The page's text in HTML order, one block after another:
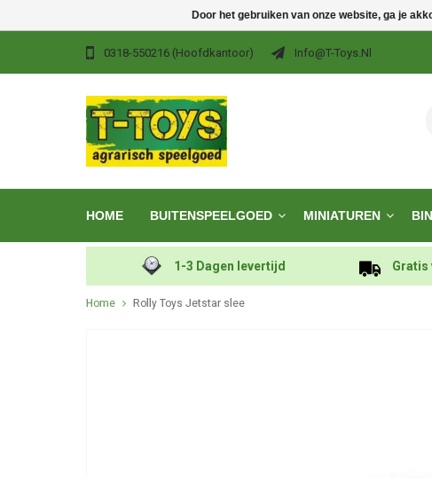
0318-550216 (hoofdkantoor) Info@t-Toys.nl
HOME BUITENSPEELGOED MINIATUREN
1-3 Dagen levertijd Gratis
Home Rolly Toys Jetstar slee
Door het gebruiken van onze website, ga je